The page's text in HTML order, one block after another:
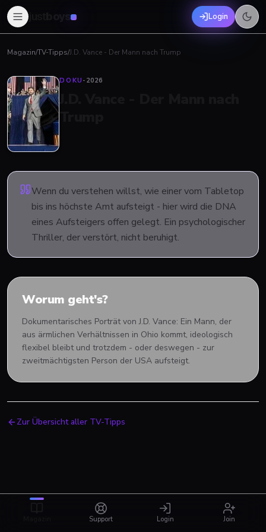
boys Login
Magazin/TV-Tipps/J.D. Vance - Der Mann nach Trump
DOKU· 2026
Wenn du verstehen willst, wie einer vom Tabletop
bis ins höchste Amt aufsteigt - hier wird die DNA
eines Aufsteigers offen gelegt. Ein psychologischer
Thriller, der verstört, nicht beruhigt.
Worum geht's?
Dokumentarisches Porträt von J.D. Vance: Ein Mann, der
aus ärmlichen Verhältnissen in Ohio kommt, ideologisch
flexibel bleibt und trotzdem - oder deswegen - zur
zweitmächtigsten Person der USA aufsteigt.
Zur Übersicht aller TV-Tipps
Support Login Join